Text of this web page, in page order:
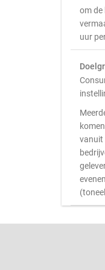
om de
uur
vanuit